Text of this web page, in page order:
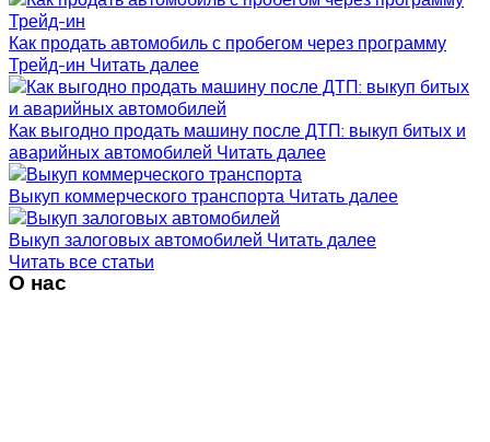
Как продать автомобиль с пробегом через программу
Трейд-ин Читать далее
Как выгодно продать машину после ДТП: выкуп битых и
аварийных автомобилей Читать далее
Выкуп коммерческого транспорта Читать далее
Выкуп залоговых автомобилей Читать далее
Читать все статьи
О нас